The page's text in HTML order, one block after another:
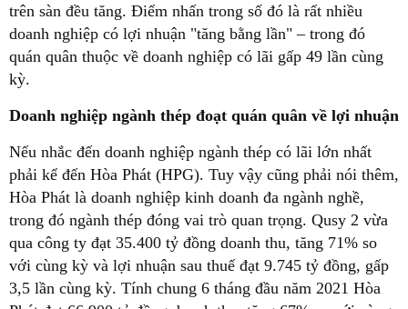
trên sàn đều tăng. Điểm nhấn trong số đó là rất nhiều
doanh nghiệp có lợi nhuận "tăng bằng lần" – trong đó
quán quân thuộc về doanh nghiệp có lãi gấp 49 lần cùng
kỳ.
Doanh nghiệp ngành thép đoạt quán quân về lợi nhuận
Nếu nhắc đến doanh nghiệp ngành thép có lãi lớn nhất
phải kể đến Hòa Phát (HPG). Tuy vậy cũng phải nói thêm,
Hòa Phát là doanh nghiệp kinh doanh đa ngành nghề,
trong đó ngành thép đóng vai trò quan trọng. Qusy 2 vừa
qua công ty đạt 35.400 tỷ đồng doanh thu, tăng 71% so
với cùng kỳ và lợi nhuận sau thuế đạt 9.745 tỷ đồng, gấp
3,5 lần cùng kỳ. Tính chung 6 tháng đầu năm 2021 Hòa